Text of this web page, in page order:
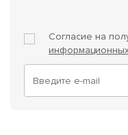
Согласие на